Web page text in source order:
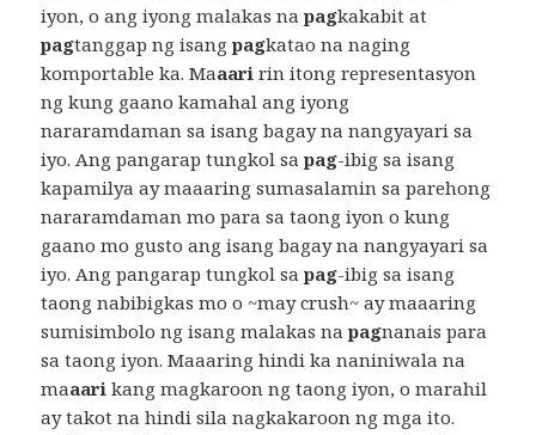
iyon, o ang iyong malakas napagkakabit at
pagtanggap ng isangpagkatao na naging
komportable ka. Maaari rin itong representasyon
ng kung gaano kamahal ang iyong
nararamdaman sa isang bagay na nangyayari sa
iyo. Ang pangarap tungkol sapag-ibig sa isang
kapamilya ay maaaring sumasalamin sa parehong
nararamdaman mo para sa taong iyon o kung
gaano mo gusto ang isang bagay na nangyayari sa
iyo. Ang pangarap tungkol sapag-ibig sa isang
taong nabibigkas mo o ~may crush~ ay maaaring
sumisimbolo ng isang malakas napagnanais para
sa taong iyon. Maaaring hindi ka naniniwala na
maaari kang magkaroon ng taong iyon, o marahil
ay takot na hindi sila nagkakaroon ng mga ito.